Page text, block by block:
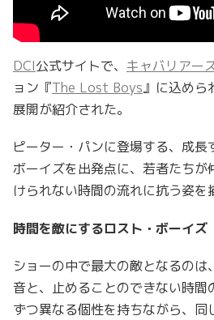
DCI公式サイトで、 キャバリアー
ョン『The Lost Boys』に込めら
展開が紹介された。
ピーター・パンに登場する、成長
ボーイズを出発点に、若者たちが
けられない時間の流れに抗う姿を
時間を敵にするロスト・ボーイズ
ショーの中で最大の敵となるの
音と、止めることのできない時間
ずつ異なる個性を持ちながら、同